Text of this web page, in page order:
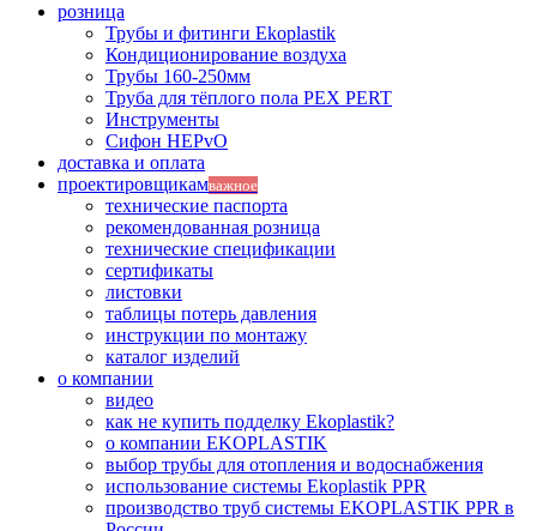
розница
Трубы и фитинги Ekoplastik
Кондиционирование воздуха
Трубы 160-250мм
Труба для тёплого пола PEX PERT
Инструменты
Сифон HEPvO
доставка и оплата
проектировщикамважное
технические паспорта
рекомендованная розница
технические спецификации
сертификаты
листовки
таблицы потерь давления
инструкции по монтажу
каталог изделий
о компании
видео
как не купить подделку Ekoplastik?
о компании EKOPLASTIK
выбор трубы для отопления и водоснабжения
использование системы Ekoplastik PPR
производство труб системы EKOPLASTIK PPR в